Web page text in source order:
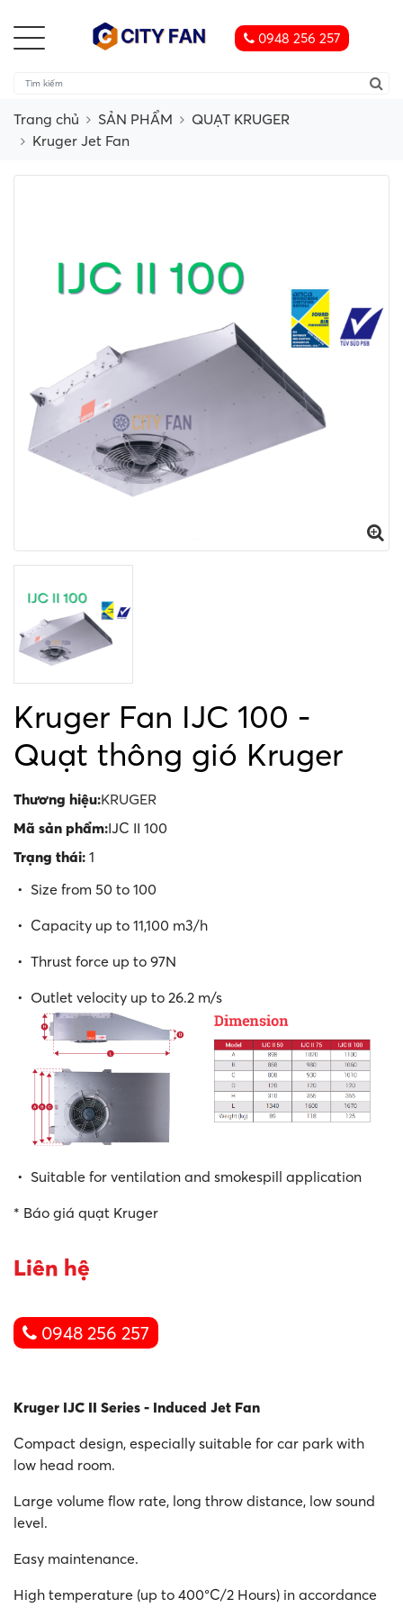
0948 256 257
Trang chủ SẢN PHẨM
QUẠT KRUGER
Kruger Jet Fan
Kruger Fan IJC 100 -
Quạt thông gió Kruger
Thương hiệu:KRUGER
Mã sản phẩm:IJC II 100
Trạng thái: 1
• Size from 50 to 100
• Capacity up to 11,100 m3/h
• Thrust force up to 97N
• Outlet velocity up to 26.2 m/s
• Suitable for ventilation and smokespill application
* Báo giá quạt Kruger
Liên hệ
0948 256 257
Kruger IJC II Series - Induced Jet Fan
Compact design, especially suitable for car park with
low head room.
Large volume flow rate, long throw distance, low sound
level.
Easy maintenance.
High temperature (up to 400°C/2 Hours) in accordance